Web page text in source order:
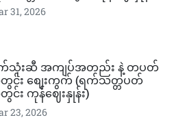
31, 2026
သုံးဆီ အကျပ်အတည်း နဲ့ တပတ်
င်း စျေးကွက် (ရက်သတ္တပတ်
င်း ကုန်ဈေးနှုန်း)
23, 2026